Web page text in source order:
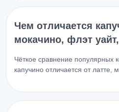
Чем отличается
мокачино, флэт
Чёткое сравнение популярных
капучино отличается от латте,